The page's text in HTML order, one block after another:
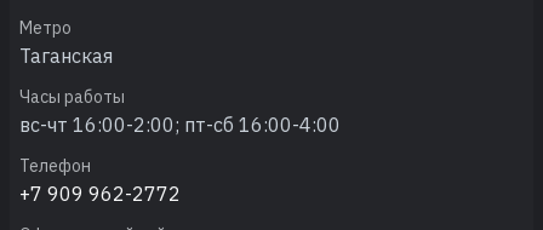
Метро
Таганская
Часы работы
вс-чт 16:00-2:00; пт-сб 16:00-4:00
Телефон
+7 909 962-2772